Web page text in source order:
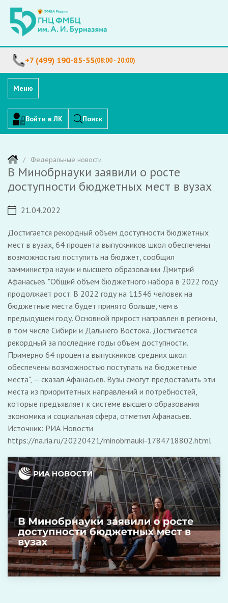
+7 (499) 190-85-55(08:00 - 20:00)
Меню
Войти в ЛК Поиск
Федеральные новости
В Минобрнауки заявили о росте
доступности бюджетных мест в вузах
21.04.2022
Достигается рекордный объем доступности бюджетных
мест в вузах, 64 процента выпускников школ обеспечены
возможностью поступить на бюджет, сообщил
замминистра науки и высшего образовании Дмитрий
Афанасьев. "Общий объем бюджетного набора в 2022 году
продолжает рост. В 2022 году на 11546 человек на
бюджетные места будет принято больше, чем в
предыдущем году. Основной прирост направлен в регионы,
в том числе Сибири и Дальнего Востока. Достигается
рекордный за последние годы объем доступности.
Примерно 64 процента выпускников средних школ
обеспечены возможностью поступать на бюджетные
места", — сказал Афанасьев. Вузы смогут предоставить эти
места из приоритетных направлений и потребностей,
которые предъявляет к системе высшего образования
экономика и социальная сфера, отметил Афанасьев.
Источник: РИА Новости
https://na.ria.ru/20220421/minobrnauki-1784718802.html